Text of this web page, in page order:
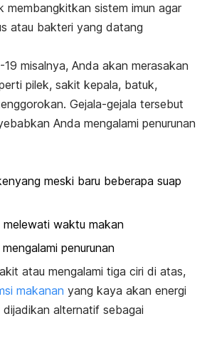
membangkitkan sistem imun agar
atau bakteri yang datang
misalnya, Anda akan merasakan
pilek, sakit kepala, batuk,
Gejala-gejala tersebut
Anda mengalami penurunan
meski baru beberapa suap
melewati waktu makan
penurunan
atau mengalami tiga ciri di atas,
makanan yang kaya akan energi
alternatif sebagai